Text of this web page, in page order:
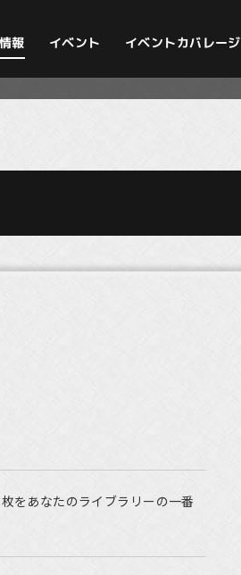
報 イベント イベントカバレージ
をあなたのライブラリーの一番